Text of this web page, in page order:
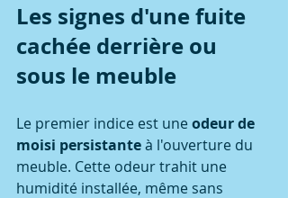
Les signes d'une fuite
cachée derrière ou
sous le meuble
Le premier indice est une odeur de
moisi persistante à l'ouverture du
meuble. Cette odeur trahit une
humidité installée, même sans